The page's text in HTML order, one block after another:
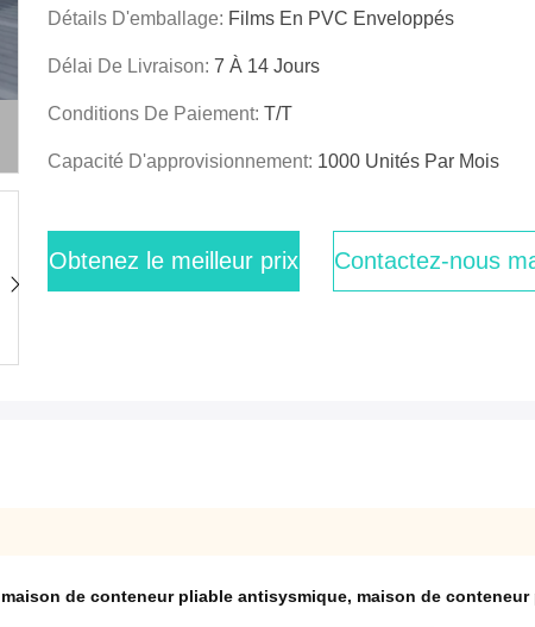
Détails D'emballage: Films En PVC Enveloppés
Délai De Livraison: 7 À 14 Jours
Conditions De Paiement: T/T
Capacité D'approvisionnement: 1000 Unités Par Mois
Obtenez le meilleur prix Contactez-nous
maison de conteneur pliable antisysmique, maison de